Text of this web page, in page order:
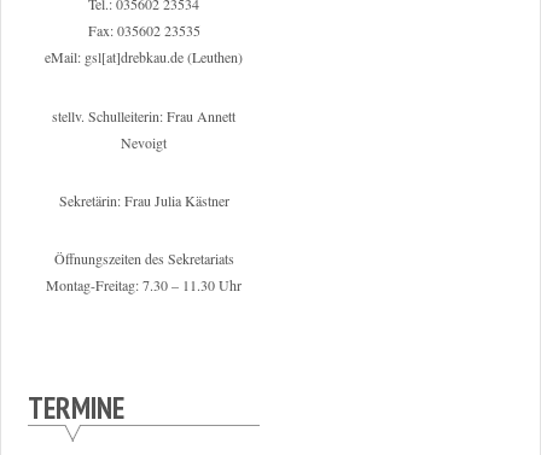
Tel.: 035602 23534
Fax: 035602 23535
eMail: gsl[at]drebkau.de (Leuthen)
stellv. Schulleiterin: Frau Annett
Nevoigt
Sekretärin: Frau Julia Kästner
Öffnungszeiten des Sekretariats
Montag-Freitag: 7.30 – 11.30 Uhr
TERMINE